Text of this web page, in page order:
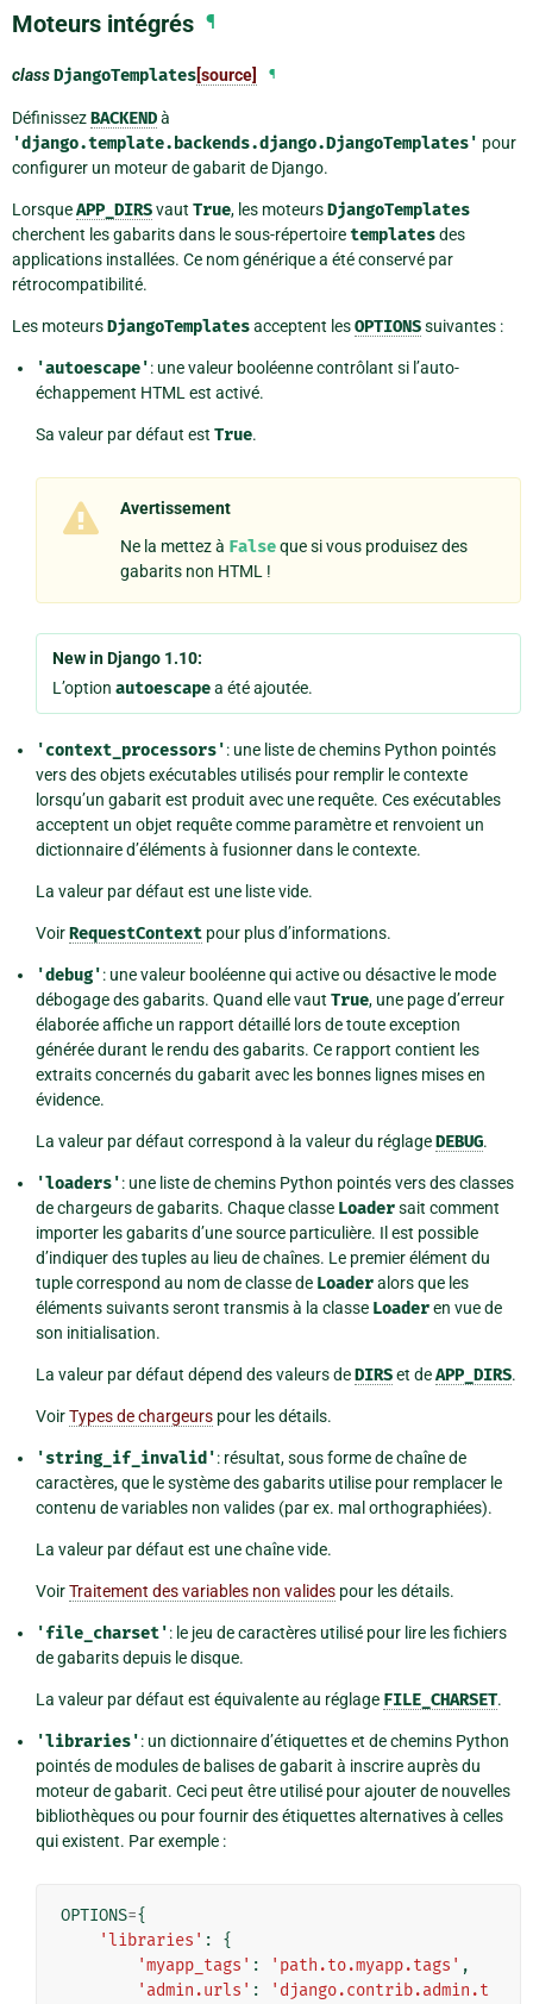
Moteurs intégrés ¶
classDjangoTemplates[source] ¶
DéfinissezBACKENDà
'django.template.backends.django.DjangoTemplates' pour
configurer un moteur de gabarit de Django.
LorsqueAPP_DIRSvaut True, les moteursDjangoTemplates
cherchent les gabarits dans le sous-répertoiretemplatesdes
applications installées. Ce nom générique a été conservé par
rétrocompatibilité.
Les moteursDjangoTemplatesacceptent lesOPTIONSsuivantes :
'autoescape': une valeur booléenne contrôlant si l’auto-
échappement HTML est activé.
Sa valeur par défaut est True.
Avertissement
Ne la mettez à Falseque si vous produisez des
gabarits non HTML !
New in Django 1.10:
L’option autoescapea été ajoutée.
'context_processors': une liste de chemins Python pointés
vers des objets exécutables utilisés pour remplir le contexte
lorsqu’un gabarit est produit avec une requête. Ces exécutables
acceptent un objet requête comme paramètre et renvoient un
dictionnaire d’éléments à fusionner dans le contexte.
La valeur par défaut est une liste vide.
VoirRequestContext pour plus d’informations.
'debug': une valeur booléenne qui active ou désactive le mode
débogage des gabarits. Quand elle vaut True, une page d’erreur
élaborée affiche un rapport détaillé lors de toute exception
générée durant le rendu des gabarits. Ce rapport contient les
extraits concernés du gabarit avec les bonnes lignes mises en
évidence.
La valeur par défaut correspond à la valeur du réglageDEBUG.
'loaders': une liste de chemins Python pointés vers des classes
de chargeurs de gabarits. Chaque classe Loadersait comment
importer les gabarits d’une source particulière. Il est possible
d’indiquer des tuples au lieu de chaînes. Le premier élément du
tuple correspond au nom de classe de Loaderalors que les
éléments suivants seront transmis à la classe Loaderen vue de
son initialisation.
La valeur par défaut dépend des valeurs deDIRSet deAPP_DIRS.
VoirTypes de chargeurs pour les détails.
'string_if_invalid': résultat, sous forme de chaîne de
caractères, que le système des gabarits utilise pour remplacer le
contenu de variables non valides (par ex. mal orthographiées).
La valeur par défaut est une chaîne vide.
VoirTraitement des variables non valides pour les détails.
'file_charset': le jeu de caractères utilisé pour lire les fichiers
de gabarits depuis le disque.
La valeur par défaut est équivalente au réglage FILE_CHARSET.
'libraries': un dictionnaire d’étiquettes et de chemins Python
pointés de modules de balises de gabarit à inscrire auprès du
moteur de gabarit. Ceci peut être utilisé pour ajouter de nouvelles
bibliothèques ou pour fournir des étiquettes alternatives à celles
qui existent. Par exemple :
OPTIONS={
'libraries' :
{
'myapp_tags' : 'path.to.myapp.tags' ,
'admin.urls' :
'django.contrib.admin.t